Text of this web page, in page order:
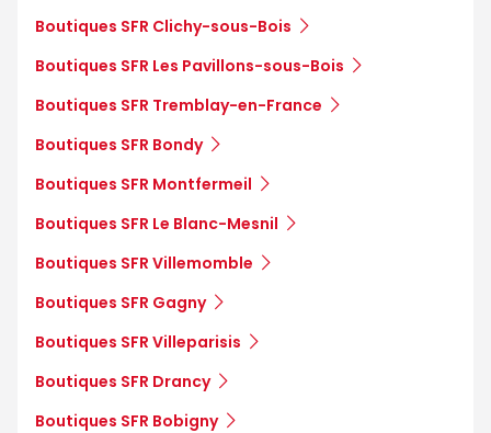
Boutiques SFR Clichy-sous-Bois
Boutiques SFR Les Pavillons-sous-Bois
Boutiques SFR Tremblay-en-France
Boutiques SFR Bondy
Boutiques SFR Montfermeil
Boutiques SFR Le Blanc-Mesnil
Boutiques SFR Villemomble
Boutiques SFR Gagny
Boutiques SFR Villeparisis
Boutiques SFR Drancy
Boutiques SFR Bobigny